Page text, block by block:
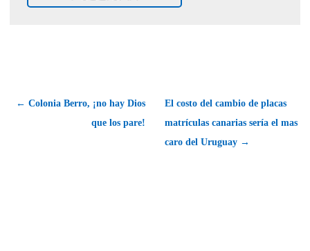
← Colonia Berro, ¡no hay Dios
que los pare!
El costo del cambio de placas
matrículas canarias sería el mas
caro del Uruguay →